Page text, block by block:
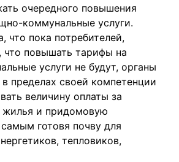
очередного повышения
коммунальные услуги.
что пока потребителей,
что повышать тарифы на
услуги не будут, органы
пределах своей компетенции
величину оплаты за
жилья и придомовую
готовя почву для
тепловиков,